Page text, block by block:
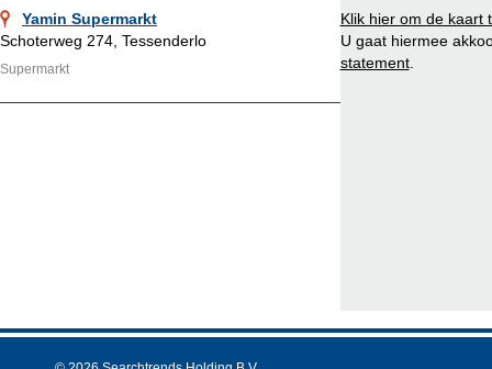
Yamin Supermarkt
Schoterweg 274, Tessenderlo
Supermarkt
Klik hier om de kaart
U gaat hiermee
statement.